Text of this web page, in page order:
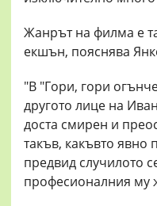
Жанрът на филма е
екшън, пояснява
"В "Гори, гори
другото лице на
доста смирен и
такъв, какъвто явно
предвид случилото
професионалния му